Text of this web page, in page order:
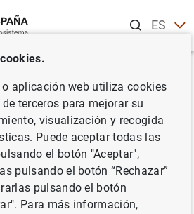
ESEN
y
la zona del euro
institucionales:
de 2014
aplicación web utiliza cookies
terceros para mejorar su
visualización y recogida
Puede aceptar todas las
el botón "Aceptar",
pulsando el botón “Rechazar”
pulsando el botón
Para más información,